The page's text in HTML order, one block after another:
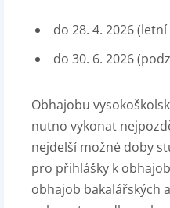
do 28. 4. 2026
do 30. 6. 2026
Obhajobu
nutno vykonat
nejdelší možné doby
pro přihlášky k
obhajob bakalářských